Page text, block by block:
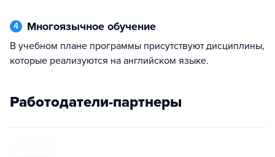
4 Многоязычное обучение
В учебном плане программы присутствуют дисциплины,
которые реализуются на английском языке.
Работодатели-партнеры